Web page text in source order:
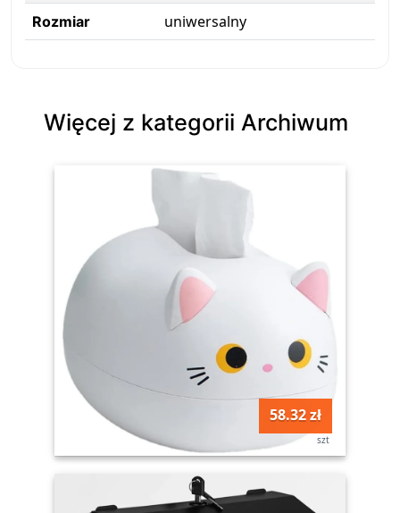
Rozmiar uniwersalny
Więcej z kategorii Archiwum
58.32 zł
szt